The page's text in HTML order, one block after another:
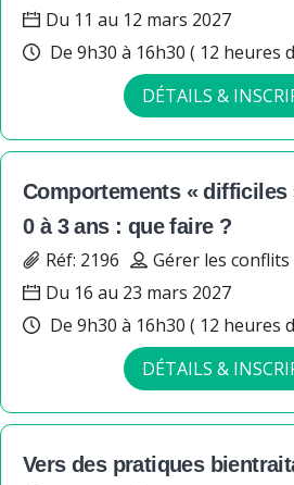
Du 11 au 12 mars 2027
De 9h30 à 16h30 ( 12 heures
DÉTAILS &
Comportements « difficiles
0 à 3 ans : que faire ?
Réf: 2196
Gérer les
Du 16 au 23 mars 2027
De 9h30 à 16h30 ( 12 heures
DÉTAILS &
Vers des pratiques